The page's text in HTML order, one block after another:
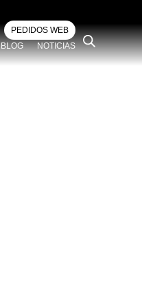
PEDIDOS WEB
BLOG NOTICIAS